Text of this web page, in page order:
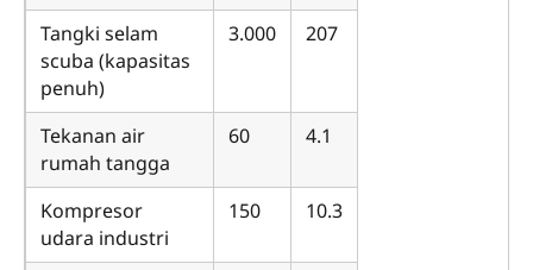
Tangki selam
scuba (kapasitas
penuh)
3.000 207
Tekanan air
rumah tangga
60 4.1
Kompresor
udara industri
150 10.3